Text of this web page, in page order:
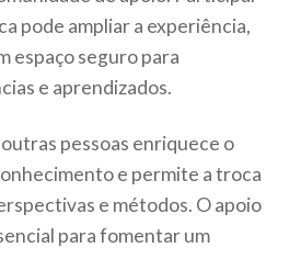
pode ampliar a experiência,
espaço seguro para
e aprendizados.
pessoas enriquece o
e permite a troca
e métodos. O apoio
para fomentar um